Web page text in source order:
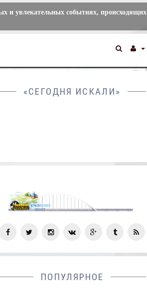
и увлекательных событиях, происходящих
«СЕГОДНЯ ИСКАЛИ»
ПОПУЛЯРНОЕ